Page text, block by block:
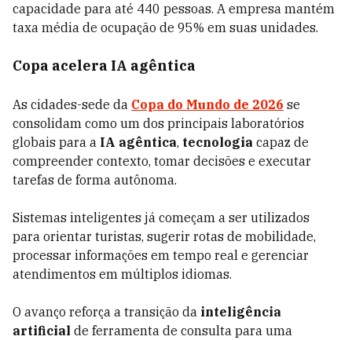
capacidade para até 440 pessoas. A empresa mantém
taxa média de ocupação de 95% em suas unidades.
Copa acelera IA agêntica
As cidades-sede da Copa do Mundo de 2026 se
consolidam como um dos principais laboratórios
globais para a IA agêntica, tecnologia capaz de
compreender contexto, tomar decisões e executar
tarefas de forma autônoma.
Sistemas inteligentes já começam a ser utilizados
para orientar turistas, sugerir rotas de mobilidade,
processar informações em tempo real e gerenciar
atendimentos em múltiplos idiomas.
O avanço reforça a transição da inteligência
artificial de ferramenta de consulta para uma